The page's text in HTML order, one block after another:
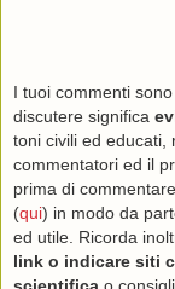
I tuoi commenti
discutere significa
toni civili ed educati,
commentatori ed il
prima di
(qui) in modo da
ed utile. Ricorda
link o indicare siti